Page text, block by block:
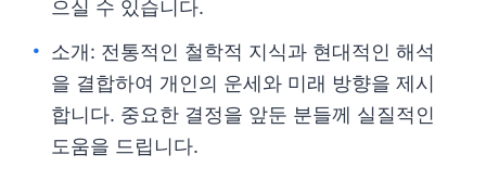
으실 수 있습니다.
소개: 전통적인 철학적 지식과 현대적인 해석
을 결합하여 개인의 운세와 미래 방향을 제시
합니다. 중요한 결정을 앞둔 분들께 실질적인
도움을 드립니다.